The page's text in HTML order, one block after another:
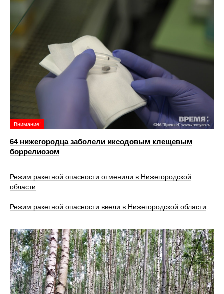
Внимание!
64 нижегородца заболели иксодовым клещевым
боррелиозом
Режим ракетной опасности отменили в Нижегородской
области
Режим ракетной опасности ввели в Нижегородской области